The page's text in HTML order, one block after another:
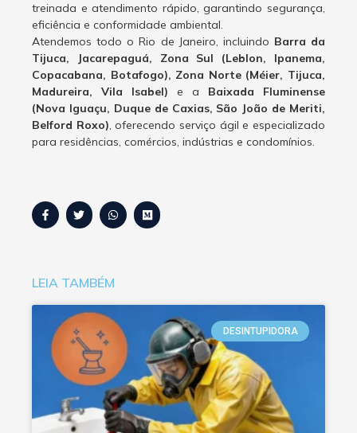
treinada e atendimento rápido, garantindo segurança,
eficiência e conformidade ambiental.
Atendemos todo o Rio de Janeiro, incluindo Barra da
Tijuca, Jacarepaguá, Zona Sul (Leblon, Ipanema,
Copacabana, Botafogo), Zona Norte (Méier, Tijuca,
Madureira, Vila Isabel) e a Baixada Fluminense
(Nova Iguaçu, Duque de Caxias, São João de Meriti,
Belford Roxo), oferecendo serviço ágil e especializado
para residências, comércios, indústrias e condomínios.
LEIA TAMBÉM
DESINTUPIDORA